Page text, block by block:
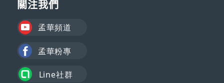
關注我們